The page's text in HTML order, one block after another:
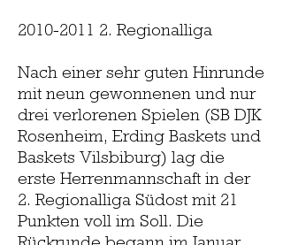
2010-2011 2. Regionalliga
Nach einer sehr guten Hinrunde
mit neun gewonnenen und nur
drei verlorenen Spielen (SB DJK
Rosenheim, Erding Baskets und
Baskets Vilsbiburg) lag die
erste Herrenmannschaft in der
2. Regionalliga Südost mit 21
Punkten voll im Soll. Die